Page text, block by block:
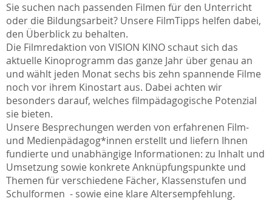
Sie suchen nach passenden Filmen für den Unterricht
oder die Bildungsarbeit? Unsere FilmTipps helfen dabei,
den Überblick zu behalten.
Die Filmredaktion von VISION KINO schaut sich das
aktuelle Kinoprogramm das ganze Jahr über genau an
und wählt jeden Monat sechs bis zehn spannende Filme
noch vor ihrem Kinostart aus. Dabei achten wir
besonders darauf, welches filmpädagogische Potenzial
sie bieten.
Unsere Besprechungen werden von erfahrenen Film-
und Medienpädagog*innen erstellt und liefern Ihnen
fundierte und unabhängige Informationen: zu Inhalt und
Umsetzung sowie konkrete Anknüpfungspunkte und
Themen für verschiedene Fächer, Klassenstufen und
Schulformen - sowie eine klare Altersempfehlung.